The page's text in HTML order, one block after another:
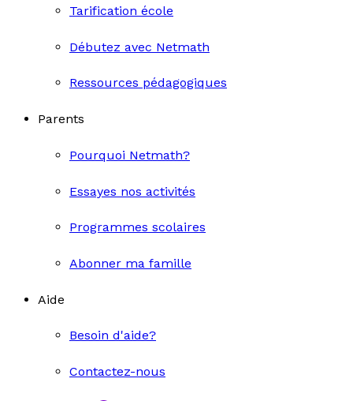
Tarification école
Débutez avec Netmath
Ressources pédagogiques
Parents
Pourquoi Netmath?
Essayes nos activités
Programmes scolaires
Abonner ma famille
Aide
Besoin d'aide?
Contactez-nous